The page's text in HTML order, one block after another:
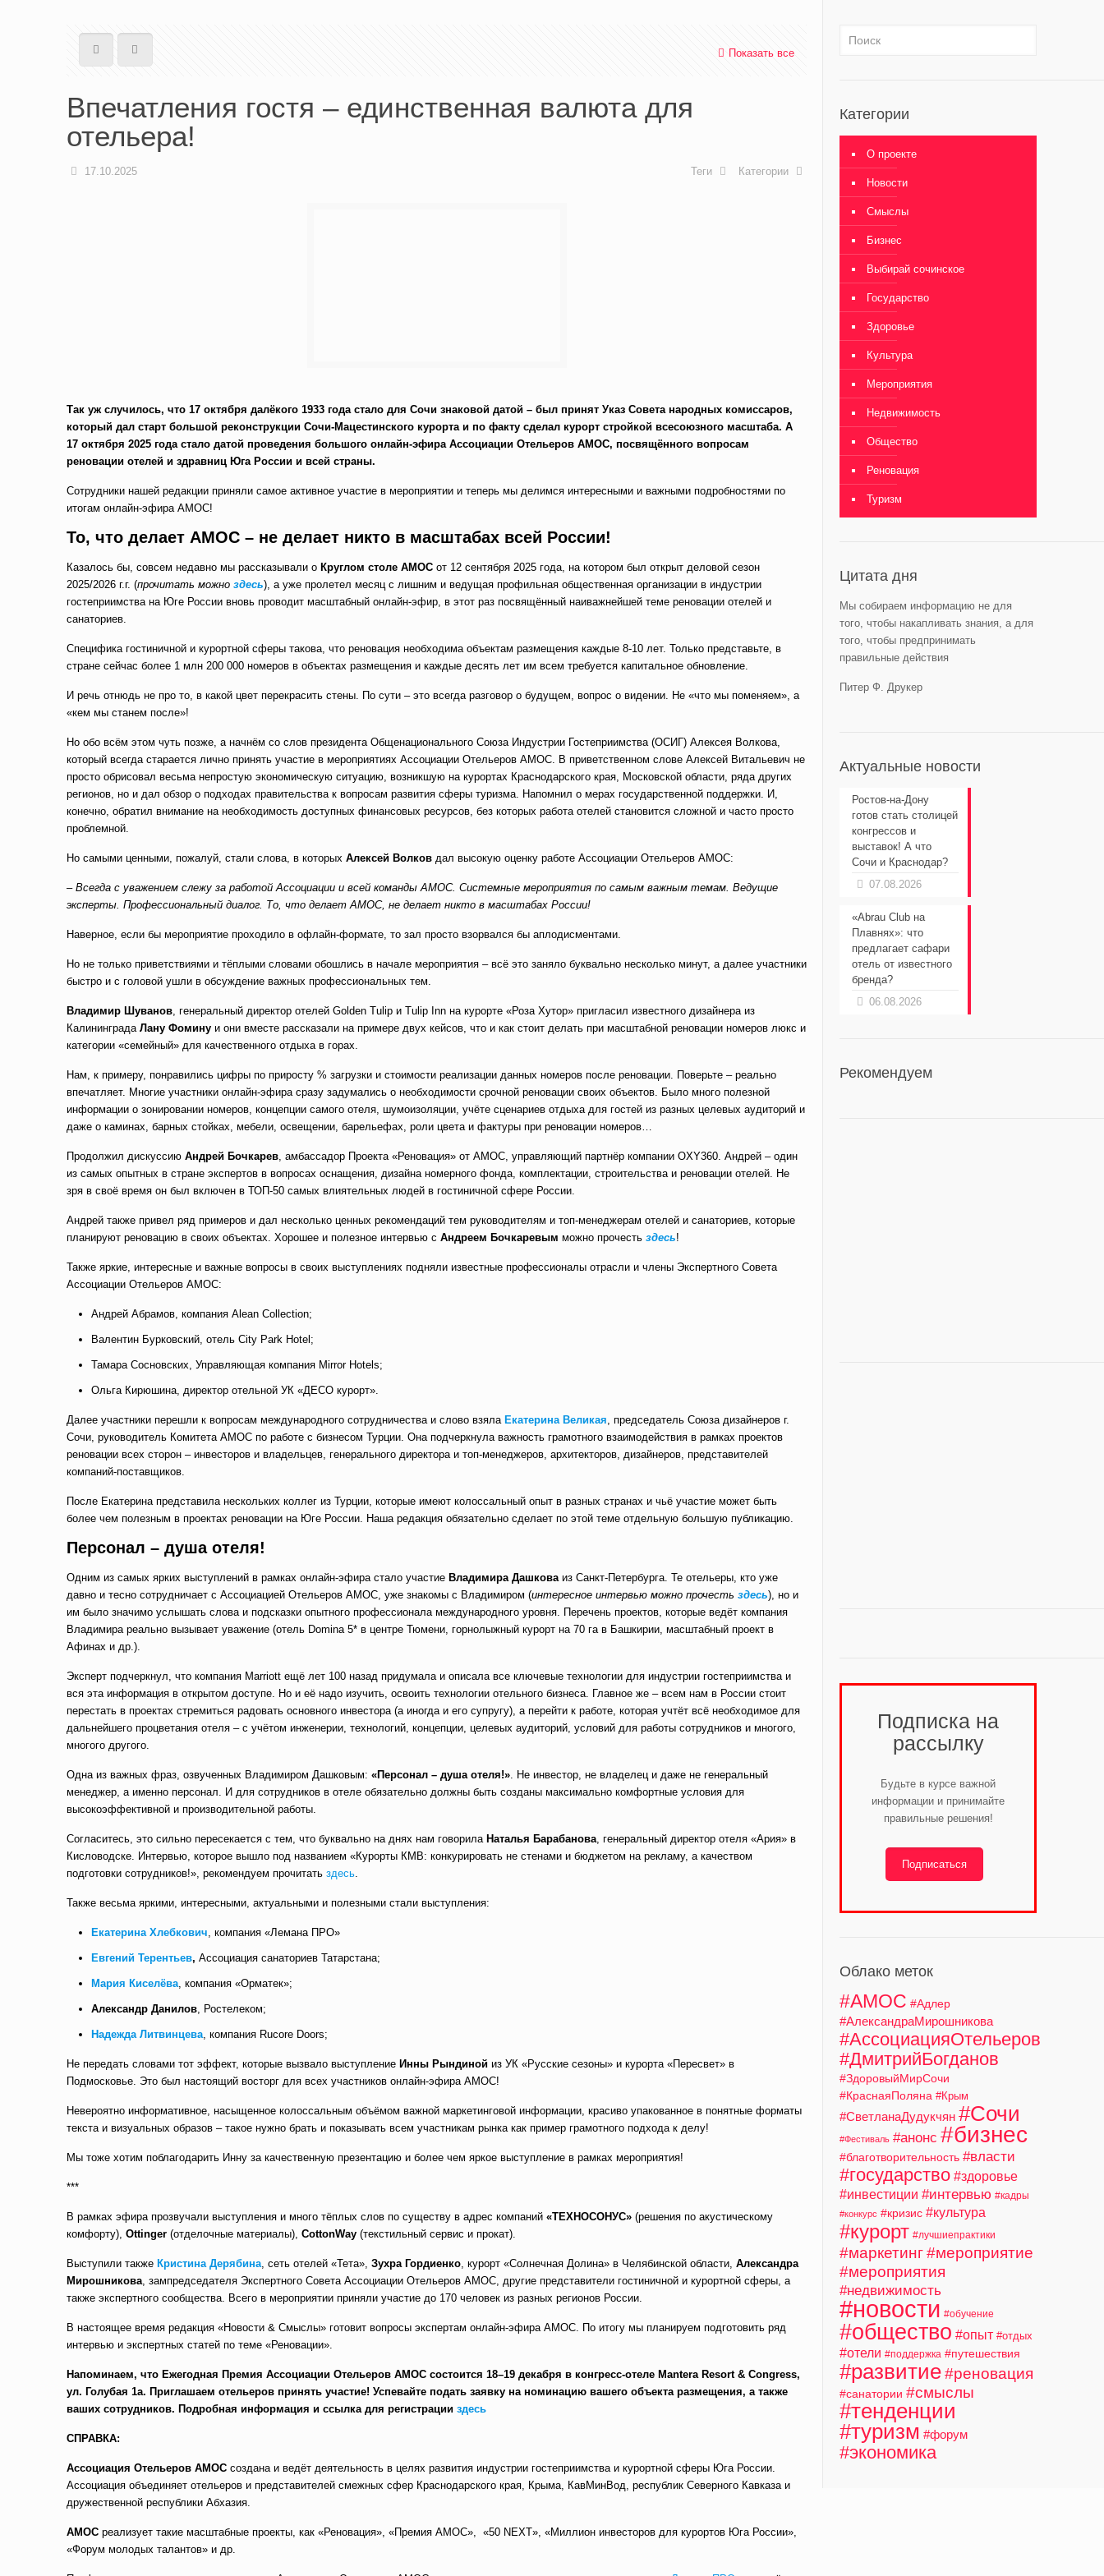
Показать все
Впечатления гостя – единственная валюта для
отельера!
17.10.2025 Категории
Теги
Так уж случилось, что 17 октября далёкого 1933 года стало для Сочи знаковой датой – был принят Указ Совета народных комиссаров,
который дал старт большой реконструкции Сочи-Мацестинского курорта и по факту сделал курорт стройкой всесоюзного масштаба. А
17 октября 2025 года стало датой проведения большого онлайн-эфира Ассоциации Отельеров АМОС, посвящённого вопросам
реновации отелей и здравниц Юга России и всей страны.
Сотрудники нашей редакции приняли самое активное участие в мероприятии и теперь мы делимся интересными и важными подробностями по
итогам онлайн-эфира АМОС!
То, что делает АМОС – не делает никто в масштабах всей России!
Казалось бы, совсем недавно мы рассказывали о Круглом столе АМОС от 12 сентября 2025 года, на котором был открыт деловой сезон
2025/2026 г.г. (прочитать можноздесь), а уже пролетел месяц с лишним и ведущая профильная общественная организации в индустрии
гостеприимства на Юге России вновь проводит масштабный онлайн-эфир, в этот раз посвящённый наиважнейшей теме реновации отелей и
санаториев.
Специфика гостиничной и курортной сферы такова, что реновация необходима объектам размещения каждые 8-10 лет. Только представьте, в
стране сейчас более 1 млн 200 000 номеров в объектах размещения и каждые десять лет им всем требуется капитальное обновление.
И речь отнюдь не про то, в какой цвет перекрасить стены. По сути – это всегда разговор о будущем, вопрос о видении. Не «что мы поменяем», а
«кем мы станем после»!
Но обо всём этом чуть позже, а начнём со слов президента Общенационального Союза Индустрии Гостеприимства (ОСИГ) Алексея Волкова,
который всегда старается лично принять участие в мероприятиях Ассоциации Отельеров АМОС. В приветственном слове Алексей Витальевич не
просто обрисовал весьма непростую экономическую ситуацию, возникшую на курортах Краснодарского края, Московской области, ряда других
регионов, но и дал обзор о подходах правительства к вопросам развития сферы туризма. Напомнил о мерах государственной поддержки. И,
конечно, обратил внимание на необходимость доступных финансовых ресурсов, без которых работа отелей становится сложной и часто просто
проблемной.
Но самыми ценными, пожалуй, стали слова, в которыхАлексей Волков дал высокую оценку работе Ассоциации Отельеров АМОС:
– Всегда с уважением слежу за работой Ассоциации и всей команды АМОС. Системные мероприятия по самым важным темам. Ведущие
эксперты. Профессиональный диалог. То, что делает АМОС, не делает никто в масштабах России!
Наверное, если бы мероприятие проходило в офлайн-формате, то зал просто взорвался бы аплодисментами.
Но не только приветствиями и тёплыми словами обошлись в начале мероприятия–всё это заняло буквально несколько минут, а далее участники
быстро и с головой ушли в обсуждение важных профессиональных тем.
Владимир Шуванов, генеральный директор отелей Golden Tulip и Tulip Inn на курорте «Роза Хутор» пригласил известного дизайнера из
КалининградаЛану Фомину и они вместе рассказали на примере двух кейсов, что и как стоит делать при масштабной реновации номеров люкс и
категории «семейный» для качественного отдыха в горах.
Нам, к примеру, понравились цифры по приросту % загрузки и стоимости реализации данных номеров после реновации. Поверьте – реально
впечатляет. Многие участники онлайн-эфира сразу задумались о необходимости срочной реновации своих объектов. Было много полезной
информации о зонировании номеров, концепции самого отеля, шумоизоляции, учёте сценариев отдыха для гостей из разных целевых аудиторий и
даже о каминах, барных стойках, мебели, освещении, барельефах, роли цвета и фактуры при реновации номеров…
Продолжил дискуссиюАндрей Бочкарев, амбассадор Проекта «Реновация» от АМОС, управляющий партнёр компании OXY360. Андрей – один
из самых опытных в стране экспертов в вопросах оснащения, дизайна номерного фонда, комплектации, строительства и реновации отелей. Не
зря в своё время он был включен в ТОП-50 самых влиятельных людей в гостиничной сфере России.
Андрей также привел ряд примеров и дал несколько ценных рекомендаций тем руководителям и топ-менеджерам отелей и санаториев, которые
планируют реновацию в своих объектах. Хорошее и полезное интервью сАндреем Бочкаревымможно прочестьздесь!
Также яркие, интересные и важные вопросы в своих выступлениях подняли известные профессионалы отрасли и члены Экспертного Совета
Ассоциации Отельеров АМОС:
Андрей Абрамов, компания Alean Collection;
Валентин Бурковский, отель City Park Hotel;
Тамара Сосновских, Управляющая компания Mirror Hotels;
Ольга Кирюшина, директор отельной УК «ДЕСО курорт».
Далее участники перешли к вопросам международного сотрудничества и слово взяла Екатерина Великая, председатель Союза дизайнеров г.
Сочи, руководитель Комитета АМОС по работе с бизнесом Турции. Она подчеркнула важность грамотного взаимодействия в рамках проектов
реновации всех сторон – инвесторов и владельцев, генерального директора и топ-менеджеров, архитекторов, дизайнеров, представителей
компаний-поставщиков.
После Екатерина представила нескольких коллег из Турции, которые имеют колоссальный опыт в разных странах и чьё участие может быть
более чем полезным в проектах реновации на Юге России. Наша редакция обязательно сделает по этой теме отдельную большую публикацию.
Персонал – душа отеля!
Одним из самых ярких выступлений в рамках онлайн-эфира стало участие Владимира Дашковаиз Санкт-Петербурга. Те отельеры, кто уже
давно и тесно сотрудничает с Ассоциацией Отельеров АМОС, уже знакомы с Владимиром (интересное интервью можно прочестьздесь), но и
им было значимо услышать слова и подсказки опытного профессионала международного уровня. Перечень проектов, которые ведёт компания
Владимира реально вызывает уважение (отель Domina 5* в центре Тюмени, горнолыжный курорт на 70 га в Башкирии, масштабный проект в
Афинах и др.).
Эксперт подчеркнул, что компания Marriott ещё лет 100 назад придумала и описала все ключевые технологии для индустрии гостеприимства и
вся эта информация в открытом доступе. Но и её надо изучить, освоить технологии отельного бизнеса. Главное же – всем нам в России стоит
перестать в проектах стремиться радовать основного инвестора (а иногда и его супругу), а перейти к работе, которая учтёт всё необходимое для
дальнейшего процветания отеля – с учётом инженерии, технологий, концепции, целевых аудиторий, условий для работы сотрудников и многого,
многого другого.
Одна из важных фраз, озвученных Владимиром Дашковым:«Персонал – душа отеля!». Не инвестор, не владелец и даже не генеральный
менеджер, а именно персонал. И для сотрудников в отеле обязательно должны быть созданы максимально комфортные условия для
высокоэффективной и производительной работы.
Согласитесь, это сильно пересекается с тем, что буквально на днях нам говорила Наталья Барабанова, генеральный директор отеля «Ария» в
Кисловодске. Интервью, которое вышло под названием «Курорты КМВ: конкурировать не стенами и бюджетом на рекламу, а качеством
подготовки сотрудников!», рекомендуем прочитатьздесь.
Также весьма яркими, интересными, актуальными и полезными стали выступления:
Екатерина Хлебкович, компания «Лемана ПРО»
Евгений Терентьев, Ассоциация санаториев Татарстана;
Мария Киселёва, компания «Орматек»;
Александр Данилов, Ростелеком;
Надежда Литвинцева, компания Rucore Doors;
Не передать словами тот эффект, которые вызвало выступление Инны Рындиной из УК «Русские сезоны» и курорта «Пересвет» в
Подмосковье. Это был настоящий восторг для всех участников онлайн-эфира АМОС!
Невероятно информативное, насыщенное колоссальным объёмом важной маркетинговой информации, красиво упакованное в понятные форматы
текста и визуальных образов – такое нужно брать и показывать всем участникам рынка как пример грамотного подхода к делу!
Мы тоже хотим поблагодарить Инну за качественную презентацию и более чем яркое выступление в рамках мероприятия!
***
В рамках эфира прозвучали выступления и много тёплых слов по существу в адрес компаний«ТЕХНОСОНУС» (решения по акустическому
комфорту),Ottinger (отделочные материалы),CottonWay (текстильный сервис и прокат).
Выступили также Кристина Дерябина, сеть отелей «Тета»,Зухра Гордиенко, курорт «Солнечная Долина» в Челябинской области,Александра
Мирошникова, зампредседателя Экспертного Совета Ассоциации Отельеров АМОС, другие представители гостиничной и курортной сферы, а
также экспертного сообщества. Всего в мероприятии приняли участие до 170 человек из разных регионов России.
В настоящее время редакция «Новости & Смыслы» готовит вопросы экспертам онлайн-эфира АМОС. По итогу мы планируем подготовить ряд
интервью и экспертных статей по теме «Реновации».
Напоминаем, что Ежегодная Премия Ассоциации Отельеров АМОС состоится 18–19 декабря в конгресс-отеле Mantera Resort & Congress,
ул. Голубая 1а. Приглашаем отельеров принять участие! Успевайте подать заявку на номинацию вашего объекта размещения, а также
ваших сотрудников. Подробная информация и ссылка для регистрацииздесь
СПРАВКА:
Ассоциация Отельеров АМОС создана и ведёт деятельность в целях развития индустрии гостеприимства и курортной сферы Юга России.
Ассоциация объединяет отельеров и представителей смежных сфер Краснодарского края, Крыма, КавМинВод, республик Северного Кавказа и
дружественной республики Абхазия.
АМОС реализует такие масштабные проекты, как «Реновация», «Премия АМОС», «50 NEXT», «Миллион инвесторов для курортов Юга России»,
«Форум молодых талантов» и др.
Категории
О проекте
Новости
Смыслы
Бизнес
Выбирай сочинское
Государство
Здоровье
Культура
Мероприятия
Недвижимость
Общество
Реновация
Туризм
Цитата дня
Мы собираем информацию не для
того, чтобы накапливать знания, а для
того, чтобы предпринимать
правильные действия
Питер Ф. Друкер
Актуальные новости
Ростов-на-Дону
готов стать столицей
конгрессов и
выставок! А что
Сочи и Краснодар?
07.08.2026
«Abrau Club на
Плавнях»: что
предлагает сафари
отель от известного
бренда?
06.08.2026
Рекомендуем
Подписка на
рассылку
Будьте в курсе важной
информации и принимайте
правильные решения!
Подписаться
Облако меток
#АМОС #Адлер
#АлександраМирошникова
#АссоциацияОтельеров
#ДмитрийБогданов
#ЗдоровыйМирСочи
#КраснаяПоляна #Крым
#СветланаДудукчян #Сочи
#Фестиваль #анонс #бизнес
#благотворительность #власти
#государство #здоровье
#инвестиции #интервью #кадры
#конкурс #кризис #культура
#курорт #лучшиепрактики
#маркетинг #мероприятие
#мероприятия
#недвижимость
#новости #обучение
#общество #опыт #отдых
#отели #поддержка #путешествия
#развитие #реновация
#санатории #смыслы
#тенденции
#туризм #форум
#экономика